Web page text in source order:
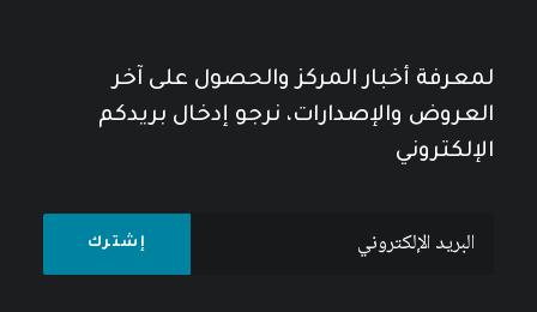
لمعرفة أخبار المركز والحصول على آخر
العروض والإصدارات، نرجو إدخال بريدكم
الإلكتروني